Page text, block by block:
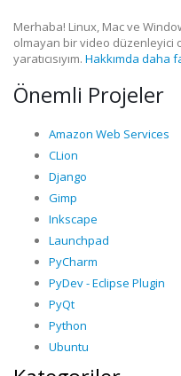
Merhaba! Linux, Mac ve
olmayan bir video düzenleyici
yaratıcısıyım. Hakkımda daha
Önemli Projeler
Amazon Web Services
CLion
Django
Gimp
Inkscape
Launchpad
PyCharm
PyDev - Eclipse Plugin
PyQt
Python
Ubuntu